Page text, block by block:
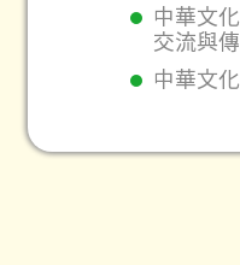
中華文
交流與
中華文